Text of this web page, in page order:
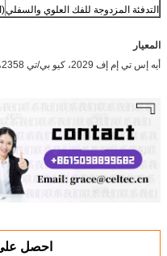
التدفئة المزدوجة للفك العلوي والسفلي
المعيار
أيه إس تي إم إف 2029، كيو بي/تي 2358، واي بي بي 00122003
احصل